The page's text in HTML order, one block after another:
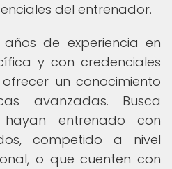
del entrenador.
de experiencia en
y con credenciales
un conocimiento
avanzadas. Busca
entrenado con
competido a nivel
o que cuenten con